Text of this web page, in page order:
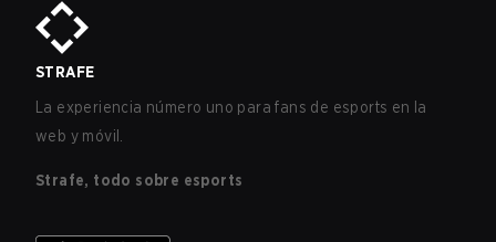
STRAFE
La experiencia número uno para fans de esports en la
web y móvil.
Strafe, todo sobre esports